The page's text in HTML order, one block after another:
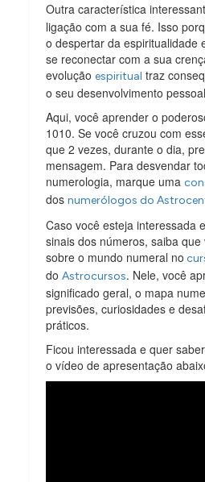
Outra característica
ligação com a sua fé. Isso
o despertar da espiritualidade
se reconectar com a sua
evoluçãoespiritual traz
o seu desenvolvimento
Aqui, você aprender o
1010. Se você cruzou com
que 2 vezes, durante o dia,
mensagem. Para desvendar
numerologia, marque uma
dosnumerólogos do
Caso você esteja interessada
sinais dos números, saiba
sobre o mundo numeral no
doAstrocursos. Nele, você
significado geral, o mapa
previsões, curiosidades e
práticos.
Ficou interessada e quer
o vídeo de apresentação